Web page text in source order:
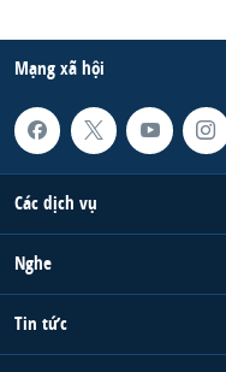
Mạng xã hội
Các dịch vụ
Nghe
Tin tức